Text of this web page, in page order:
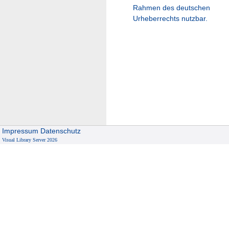
Rahmen des deutschen
Urheberrechts nutzbar.
Impressum Datenschutz
Visual Library Server 2026